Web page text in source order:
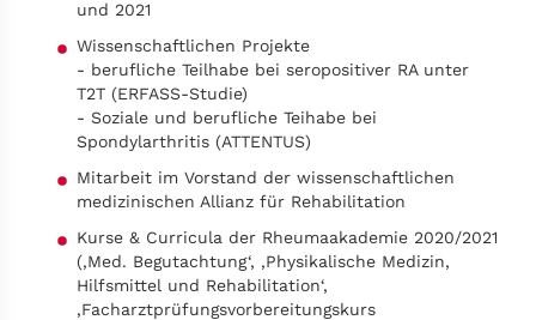
und 2021
Wissenschaftlichen Projekte
- berufliche Teilhabe bei seropositiver RA unter
T2T (ERFASS-Studie)
- Soziale und berufliche Teihabe bei
Spondylarthritis (ATTENTUS)
Mitarbeit im Vorstand der wissenschaftlichen
medizinischen Allianz für Rehabilitation
Kurse & Curricula der Rheumaakademie 2020/2021
(‚Med. Begutachtung‘, ‚Physikalische Medizin,
Hilfsmittel und Rehabilitation‘,
‚Facharztprüfungsvorbereitungskurs